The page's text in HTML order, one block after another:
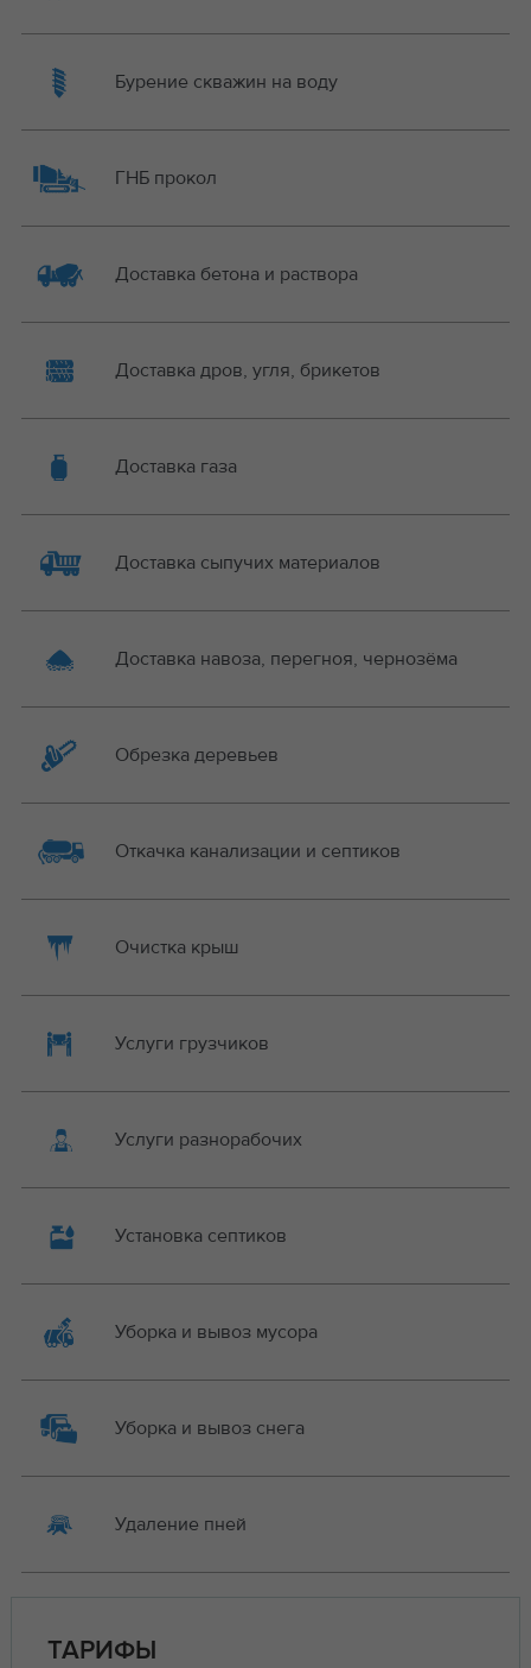
Бурение скважин на воду
ГНБ прокол
Доставка бетона и раствора
Доставка дров, угля, брикетов
Доставка газа
Доставка сыпучих материалов
Доставка навоза, перегноя, чернозёма
Обрезка деревьев
Откачка канализации и септиков
Очистка крыш
Услуги грузчиков
Услуги разнорабочих
Установка септиков
Уборка и вывоз мусора
Уборка и вывоз снега
Удаление пней
ТАРИФЫ